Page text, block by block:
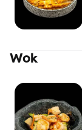
Wok